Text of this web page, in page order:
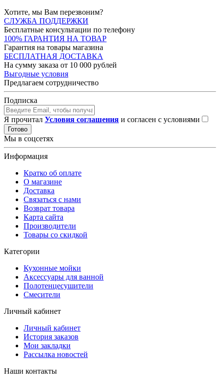
Хотите, мы Вам перезвоним?
СЛУЖБА ПОДДЕРЖКИ
Бесплатные консультации по телефону
100% ГАРАНТИЯ НА ТОВАР
Гарантия на товары магазина
БЕСПЛАТНАЯ ДОСТАВКА
На сумму заказа от 10 000 рублей
Выгодные условия
Предлагаем сотрудничество
Подписка
Я прочитал Условия соглашения и согласен с условиями
Готово
Мы в соцсетях
Информация
Кратко об оплате
О магазине
Доставка
Связаться с нами
Возврат товара
Карта сайта
Производители
Товары со скидкой
Категории
Кухонные мойки
Аксессуары для ванной
Полотенцесушители
Смесители
Личный кабинет
Личный кабинет
История заказов
Мои закладки
Рассылка новостей
Наши контакты